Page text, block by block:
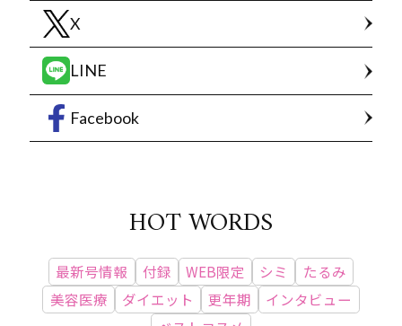
X
LINE
Facebook
HOT WORDS
最新号情報 付録 WEB限定 シミ
たるみ
美容医療
ダイエット 更年期
インタビュー